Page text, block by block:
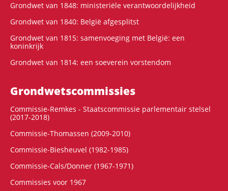
Grondwet van 1848: ministeriële verantwoordelijkheid
Grondwet van 1840: België afgesplitst
Grondwet van 1815: samenvoeging met België: een
koninkrijk
Grondwet van 1814: een soeverein vorstendom
Grondwets­commissies
Commissie-Remkes - Staatscommissie parlementair stelsel
(2017-2018)
Commissie-Thomassen (2009-2010)
Commissie-Biesheuvel (1982-1985)
Commissie-Cals/Donner (1967-1971)
Commissies voor 1967